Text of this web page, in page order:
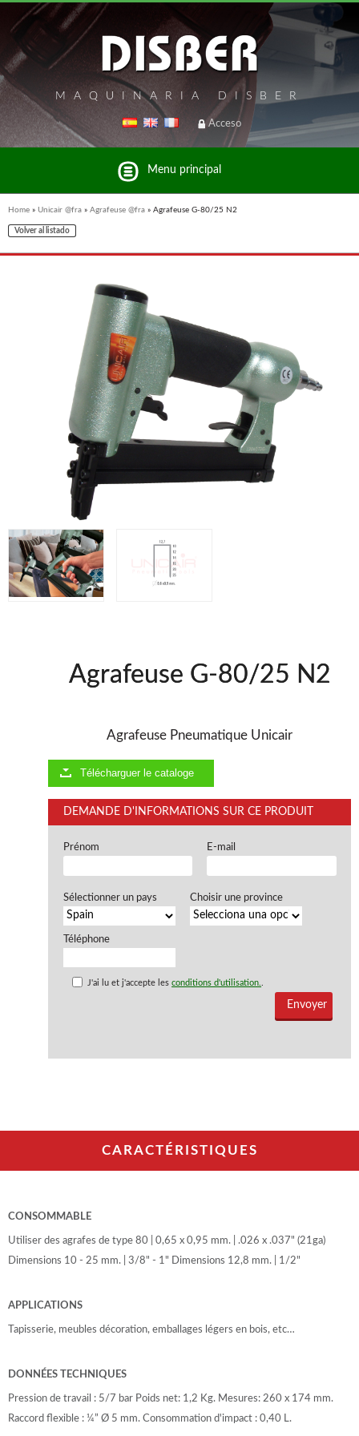
MAQUINARIA DISBER
Acceso
Menu principal
Liste des marques et produits du groupe Disber
UNICAIR @FRA
WOODMAN @FRA
WOODMAN PROFESIONAL @FRA
BRICO OK @FRA
FREEMAN @FRA
Offres et Opportunités
Home » Unicair @fra » Agrafeuse @fra » Agrafeuse G-80/25 N2
Volver al listado
Agrafeuse G-80/25 N2
Agrafeuse Pneumatique Unicair
Télécharguer le cataloge
DEMANDE D'INFORMATIONS SUR CE PRODUIT
Prénom E-mail
Sélectionner un pays Choisir une province
Téléphone
J'ai lu et j'accepte lesconditions d'utilisation.
CARACTÉRISTIQUES
CONSOMMABLE
Utiliser des agrafes de type 80 | 0,65 x 0,95 mm. | .026 x .037" (21ga)
Dimensions 10 - 25 mm. | 3/8" - 1" Dimensions 12,8 mm. | 1/2"
APPLICATIONS
Tapisserie, meubles décoration, emballages légers en bois, etc…
DONNÉES TECHNIQUES
Pression de travail : 5/7 bar Poids net: 1,2 Kg. Mesures: 260 x 174 mm.
Raccord flexible : ¼” Ø 5 mm. Consommation d'impact : 0,40 L.